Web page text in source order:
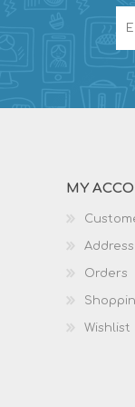
MY
Orders
Wishlist